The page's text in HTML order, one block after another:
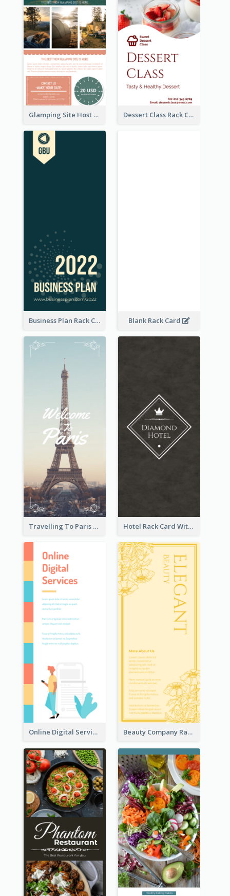
Glamping Site Host Rack Card Dessert Class Rack Card
Business Plan Rack Card Blank Rack Card
Travelling To Paris Rack Card Hotel Rack Card With Details
Online Digital Services Rack Card Beauty Company Rack Card